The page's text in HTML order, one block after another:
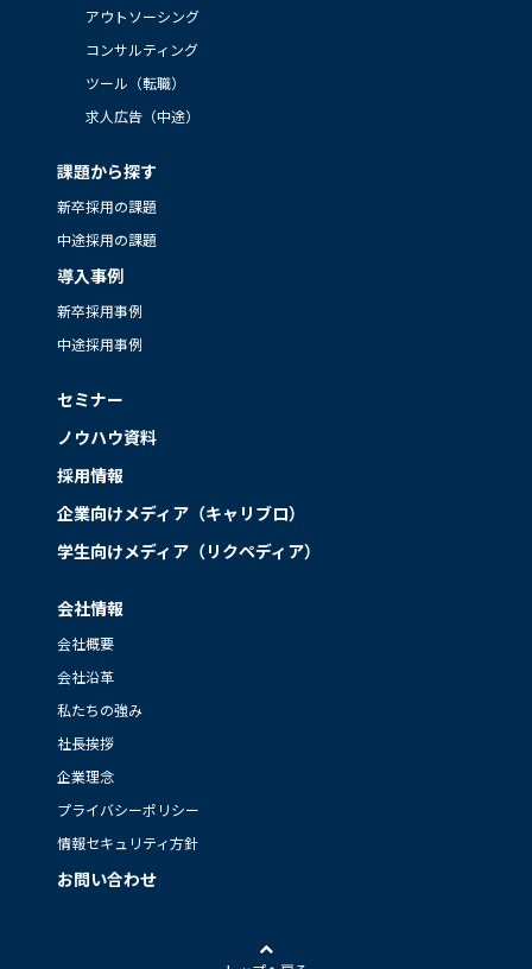
アウトソーシング
コンサルティング
ツール（転職）
求人広告（中途）
課題から探す
新卒採用の課題
中途採用の課題
導入事例
新卒採用事例
中途採用事例
セミナー
ノウハウ資料
採用情報
企業向けメディア（キャリブロ）
学生向けメディア（リクペディア）
会社情報
会社概要
会社沿革
私たちの強み
社長挨拶
企業理念
プライバシーポリシー
情報セキュリティ方針
お問い合わせ